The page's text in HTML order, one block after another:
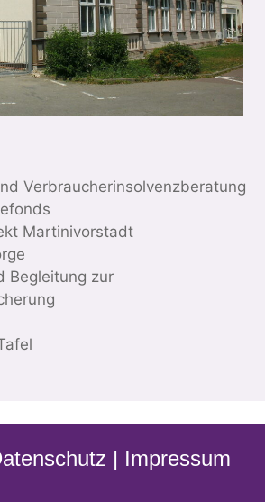
Verbraucherinsolvenzberatung
Martinivorstadt
Begleitung zur
| Impressum